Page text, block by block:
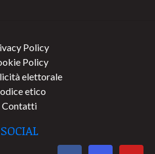
Policy
Policy
elettorale
etico
Contatti
SOCIAL